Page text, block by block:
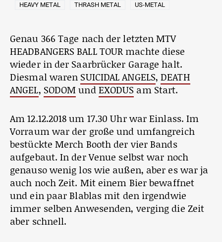
HEAVY METAL THRASH METAL US-METAL
Genau 366 Tage nach der letzten MTV
HEADBANGERS BALL TOUR machte diese
wieder in der Saarbrücker Garage halt.
Diesmal waren SUICIDAL ANGELS,DEATH
ANGEL, SODOM undEXODUS am Start.
Am 12.12.2018 um 17.30 Uhr war Einlass. Im
Vorraum war der große und umfangreich
bestückte Merch Booth der vier Bands
aufgebaut. In der Venue selbst war noch
genauso wenig los wie außen, aber es war ja
auch noch Zeit. Mit einem Bier bewaffnet
und ein paar Blablas mit den irgendwie
immer selben Anwesenden, verging die Zeit
aber schnell.